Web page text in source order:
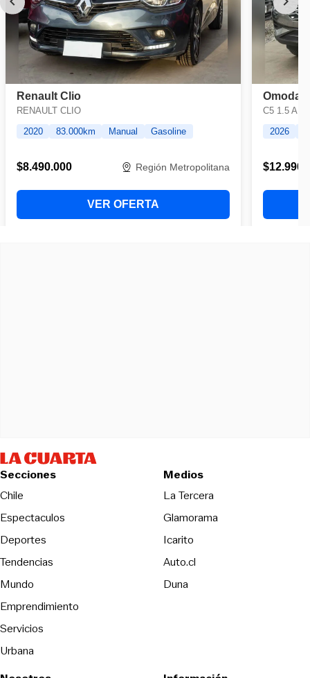
Secciones
Chile
Espectaculos
Deportes
Tendencias
Mundo
Emprendimiento
Servicios
Urbana
Medios
La TerceraOpens in new
Glamorama
Icarito
Auto.cl
DunaOpens in new window